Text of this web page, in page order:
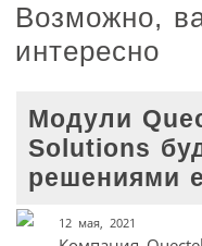
Возможно,
интересно
Модули
Solutions
решениями
12 мая, 2021